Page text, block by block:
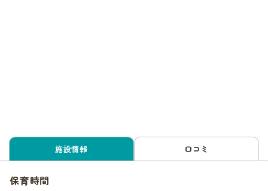
施設情報 口コミ
保育時間